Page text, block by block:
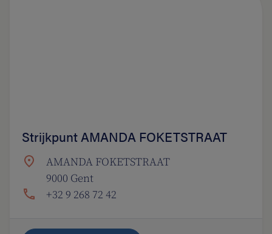
Strijkpunt AMANDA FOKETSTRAAT
AMANDA FOKETSTRAAT
9000 Gent
+32 9 268 72 42